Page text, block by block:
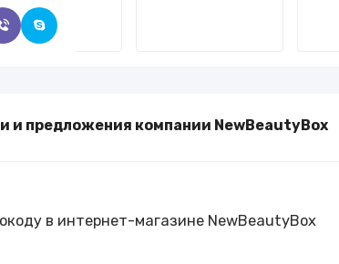
и предложения компании NewBeautyBox
в интернет-магазине NewBeautyBox